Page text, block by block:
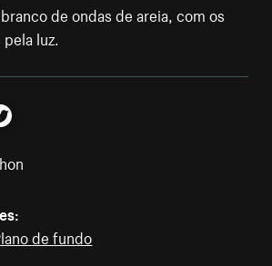
de ondas de areia, com os
luz.
de fundo